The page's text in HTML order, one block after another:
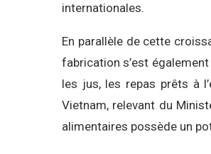
internationales.
En parallèle de cette
fabrication s’est
les jus, les repas prêts à
Vietnam, relevant du
alimentaires possède un